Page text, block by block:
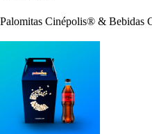
Palomitas Cinépolis® & Bebidas